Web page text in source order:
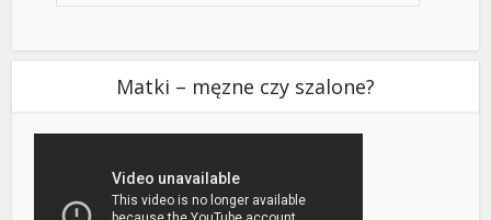
Matki – męzne czy szalone?